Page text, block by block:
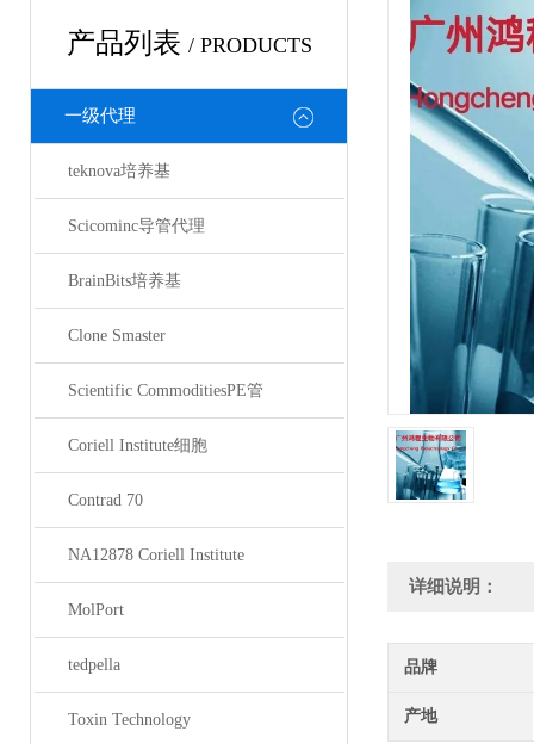
产品列表 / PRODUCTS
一级代理
teknova培养基
Scicominc导管代理
BrainBits培养基
Clone Smaster
Scientific CommoditiesPE管
Coriell Institute细胞
Contrad 70
NA12878 Coriell Institute
MolPort
tedpella
Toxin Technology
详细说明：
品牌
产地